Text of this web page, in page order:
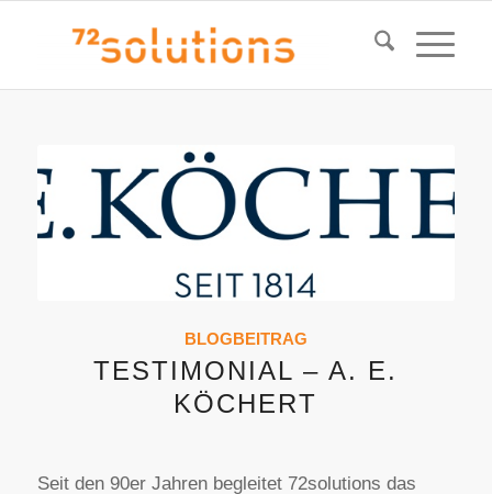
BLOGBEITRAG
TESTIMONIAL – A. E.
KÖCHERT
Seit den 90er Jahren begleitet 72solutions das